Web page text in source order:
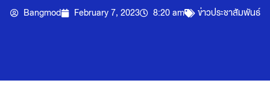
Bangmod February 7, 2023 8:20 am ข่าวประชาสัมพันธ์